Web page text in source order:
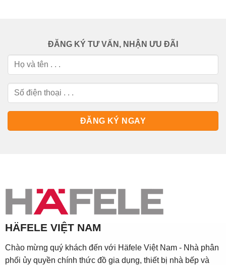
ĐĂNG KÝ TƯ VẤN, NHẬN ƯU ĐÃI
HÄFELE VIỆT NAM
Chào mừng quý khách đến với Häfele Việt Nam - Nhà phân
phối ủy quyền chính thức đồ gia dụng, thiết bị nhà bếp và